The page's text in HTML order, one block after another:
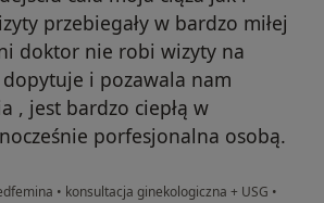
przebiegały w bardzo miłej
doktor nie robi wizyty na
dopytuje i pozawala nam
, jest bardzo ciepłą w
porfesjonalna osobą.
• konsultacja ginekologiczna + USG •